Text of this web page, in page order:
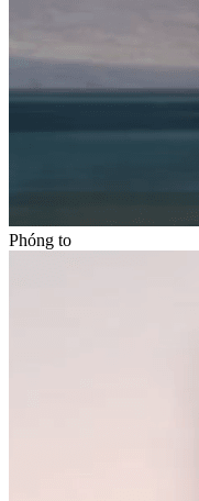
Phóng to